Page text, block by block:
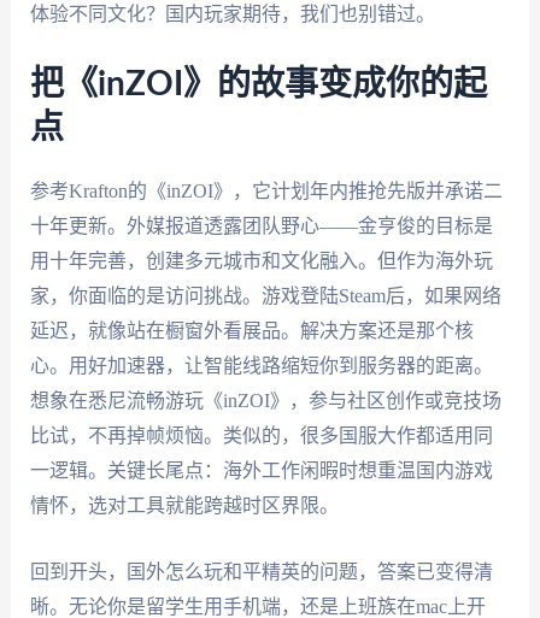
体验不同文化？国内玩家期待，我们也别错过。
把《inZOI》的故事变成你的起
点
参考Krafton的《inZOI》，它计划年内推抢先版并承诺二
十年更新。外媒报道透露团队野心——金亨俊的目标是
用十年完善，创建多元城市和文化融入。但作为海外玩
家，你面临的是访问挑战。游戏登陆Steam后，如果网络
延迟，就像站在橱窗外看展品。解决方案还是那个核
心。用好加速器，让智能线路缩短你到服务器的距离。
想象在悉尼流畅游玩《inZOI》，参与社区创作或竞技场
比试，不再掉帧烦恼。类似的，很多国服大作都适用同
一逻辑。关键长尾点：海外工作闲暇时想重温国内游戏
情怀，选对工具就能跨越时区界限。
回到开头，国外怎么玩和平精英的问题，答案已变得清
晰。无论你是留学生用手机端，还是上班族在mac上开